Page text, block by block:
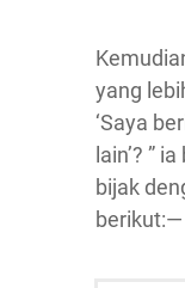
yang
‘Saya
lain’? ”
bijak
berikut:—